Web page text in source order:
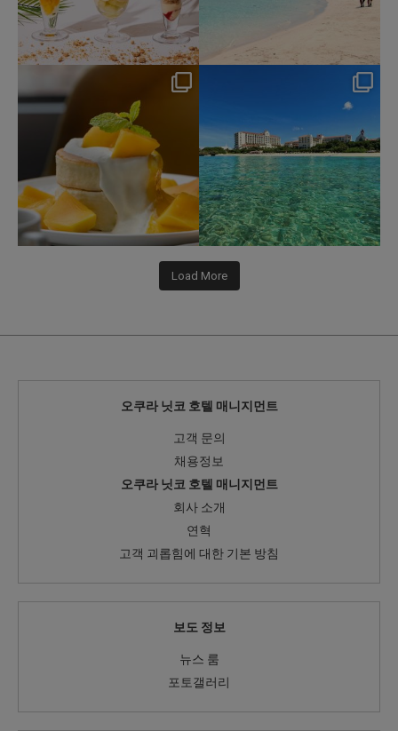
nikko_hotels
166 1
Load More
오쿠라 닛코 호텔 매니지먼트
고객 문의
채용정보
오쿠라 닛코 호텔 매니지먼트
회사 소개
연혁
고객 괴롭힘에 대한 기본 방침
보도 정보
뉴스 룸
포토갤러리